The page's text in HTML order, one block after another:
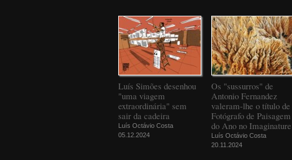
Luís Simões desenhou
"uma viagem
extraordinária" sem
sair da cadeira
Luís Octávio Costa
05.12.2024
Os "sussurros" de
Antonio Fernandez
valeram-lhe o título de
Fotógrafo de Paisagem
do Ano no Imaginature
Luís Octávio Costa
20.11.2024